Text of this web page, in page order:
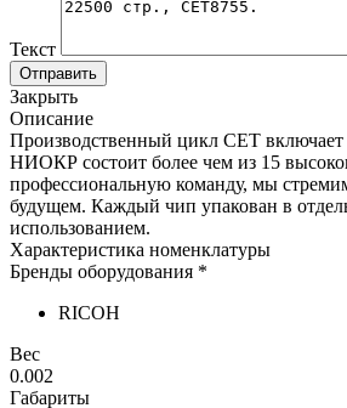
Текст
Отправить
Закрыть
Описание
Производственный цикл CET включает
НИОКР состоит более чем из 15
профессиональную команду, мы
будущем. Каждый чип упакован в
использованием.
Характеристика номенклатуры
Бренды оборудования *
RICOH
Вес
0.002
Габариты